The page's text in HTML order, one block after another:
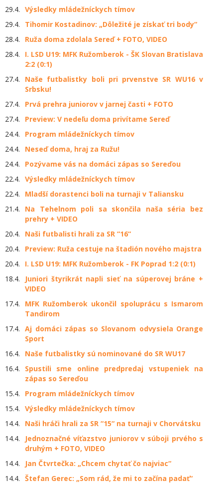
29.4. Výsledky mládežníckych tímov
29.4.
Tihomir Kostadinov: „Dôležité je získať tri body“
28.4.
Ruža doma zdolala Sereď + FOTO, VIDEO
28.4.
I. LSD U19: MFK Ružomberok - ŠK Slovan Bratislava
2:2 (0:1)
27.4.
Naše futbalistky boli pri prvenstve SR WU16 v
Srbsku!
27.4.
Prvá prehra juniorov v jarnej časti + FOTO
27.4.
Preview: V nedeľu doma privítame Sereď
24.4.
Program mládežníckych tímov
24.4.
Neseď doma, hraj za Ružu!
24.4.
Pozývame vás na domáci zápas so Sereďou
22.4. Výsledky mládežníckych tímov
22.4.
Mladší dorastenci boli na turnaji v Taliansku
21.4.
Na Tehelnom poli sa skončila naša séria bez
prehry + VIDEO
20.4.
Naši futbalisti hrali za SR “16“
20.4.
Preview: Ruža cestuje na štadión nového majstra
20.4.
I. LSD U19: MFK Ružomberok - FK Poprad 1:2 (0:1)
18.4.
Juniori štyrikrát napli sieť na súperovej bráne +
VIDEO
17.4.
MFK Ružomberok ukončil spoluprácu s Ismarom
Tandirom
17.4. Aj domáci zápas so Slovanom odvysiela Orange
Sport
16.4.
Naše futbalistky sú nominované do SR WU17
16.4.
Spustili sme online predpredaj vstupeniek na
zápas so Sereďou
15.4.
Program mládežníckych tímov
15.4. Výsledky mládežníckych tímov
14.4.
Naši hráči hrali za SR “15“ na turnaji v Chorvátsku
14.4.
Jednoznačné víťazstvo juniorov v súboji prvého s
druhým + FOTO, VIDEO
14.4.
Jan Čtvrtečka: „Chcem chytať čo najviac“
14.4. Štefan Gerec: „Som rád, že mi to začína padať“